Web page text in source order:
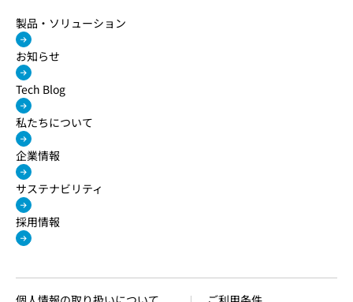
製品・ソリューション
お知らせ
Tech Blog
私たちについて
企業情報
サステナビリティ
採用情報